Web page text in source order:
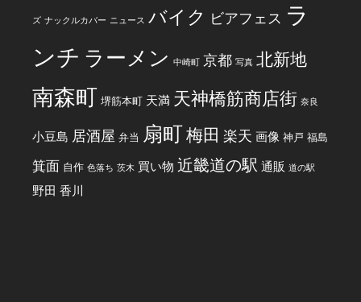
ズ ナックルカバー ニュース バイク ビアフェス ラ
ンチ ラーメン 中崎町 京都 写真 北新地
南森町 堺筋本町 天満 天神橋筋商店街 奈良
小豆島 居酒屋 弁当 扇町梅田 楽天 画像 神戸 福島
箕面 自作 色落ち 茨木 買い物 近畿道の駅 通販 道の駅
野田 香川